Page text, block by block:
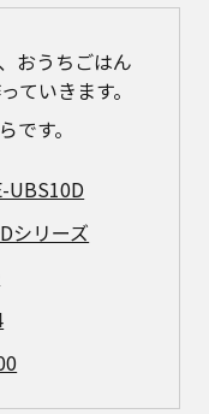
おうちごはん
ていきます。
です。
UBS10D
シリーズ